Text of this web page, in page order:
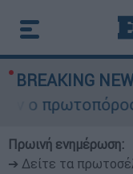
BREAKING
Πρωινή ενημέρωση:
➔ Δείτε τα